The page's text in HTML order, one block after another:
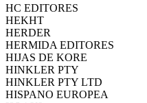
HC EDITORES
HEKHT
HERDER
HERMIDA EDITORES
HIJAS DE KORE
HINKLER PTY
HINKLER PTY LTD
HISPANO EUROPEA